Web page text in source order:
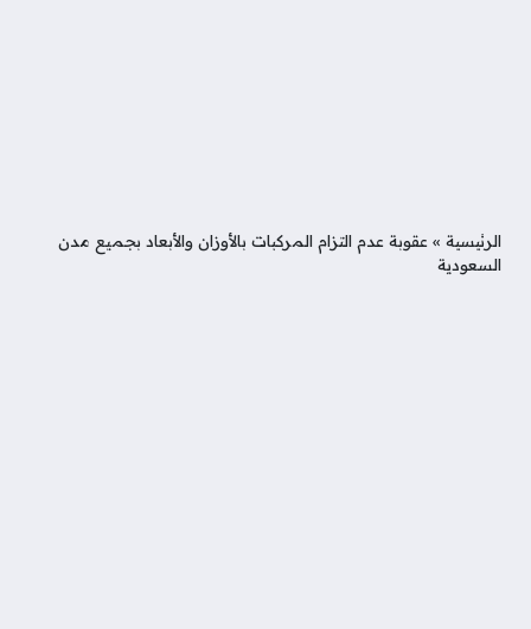
الرئيسية » عقوبة عدم التزام المركبات بالأوزان والأبعاد بجميع مدن
السعودية